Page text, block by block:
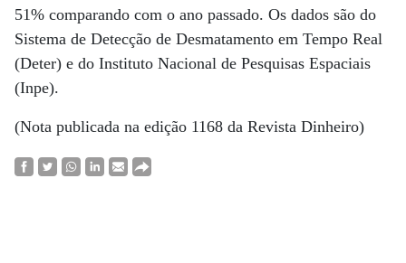
51% comparando com o ano passado. Os dados são do
Sistema de Detecção de Desmatamento em Tempo Real
(Deter) e do Instituto Nacional de Pesquisas Espaciais
(Inpe).
(Nota publicada na edição 1168 da Revista Dinheiro)